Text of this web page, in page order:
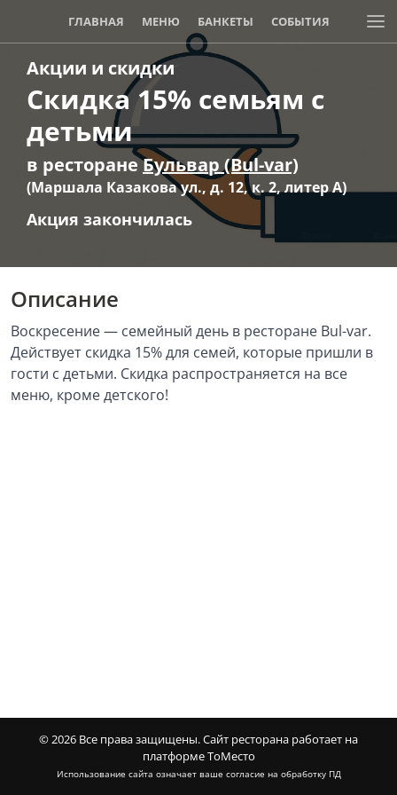
ГЛАВНАЯ МЕНЮ БАНКЕТЫ СОБЫТИЯ
АКЦИИ И СКИДКИ
Акции и скидки
Скидка 15% семьям с
детьми
в ресторанеБульвар (Bul-var)
(Маршала Казакова ул., д. 12, к. 2, литер А)
Акция закончилась
Описание
Воскресение — семейный день в ресторане Bul-var.
Действует скидка 15% для семей, которые пришли в
гости с детьми. Скидка распространяется на все
меню, кроме детского!
© 2026 Все права защищены.Сайт ресторана работает на
платформе ТоМесто
Использование сайта означает ваше согласие на обработку ПД